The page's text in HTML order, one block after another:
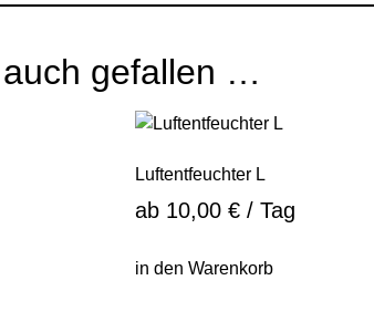
gefallen …
Luftentfeuchter L
ab 10,00€ / Tag
in den Warenkorb